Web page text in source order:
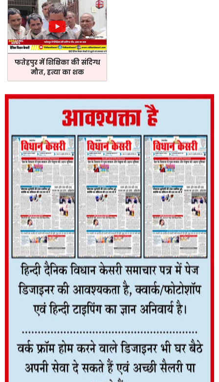
फतेहपुर में शिक्षिका की संदिग्ध
मौत, हत्या का शक